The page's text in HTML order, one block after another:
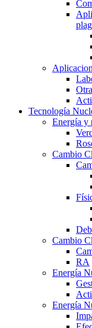
Tecnología
Energía y
Cambio
Cambio
RA
Energía
Energía